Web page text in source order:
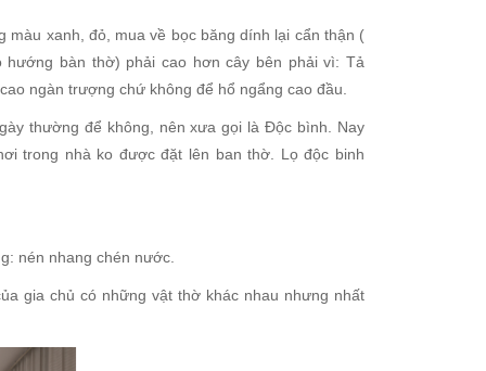
màu xanh, đỏ, mua về bọc băng dính lại cẩn thận (
bàn thờ) phải cao hơn cây bên phải vì: Tả
ngàn trượng chứ không để hổ ngẩng cao đầu.
thường để không, nên xưa gọi là Độc bình. Nay
trong nhà ko được đặt lên ban thờ. Lọ độc binh
nén nhang chén nước.
gia chủ có những vật thờ khác nhau nhưng nhất